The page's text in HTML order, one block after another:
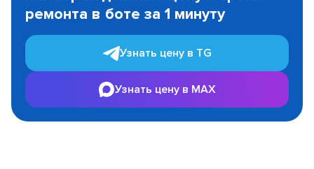
ремонта в боте за 1 минуту
Узнать цену в TG
Узнать цену в MAX